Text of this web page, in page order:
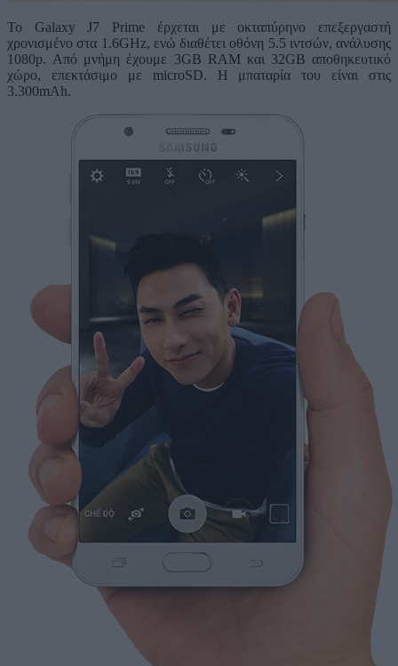
Το Galaxy J7 Prime έρχεται με οκταπύρηνο επεξεργαστή
χρονισμένο στα 1.6GHz, ενώ διαθέτει οθόνη 5.5 ιντσών, ανάλυσης
1080p. Από μνήμη έχουμε 3GB RAM και 32GB αποθηκευτικό
χώρο, επεκτάσιμο με microSD. Η μπαταρία του είναι στις
3.300mAh.